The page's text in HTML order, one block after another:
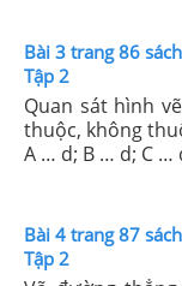
Bài 3 trang 86
Tập 2
Quan sát hình
thuộc, không
A … d; B … d; C …
Bài 4 trang 87
Tập 2